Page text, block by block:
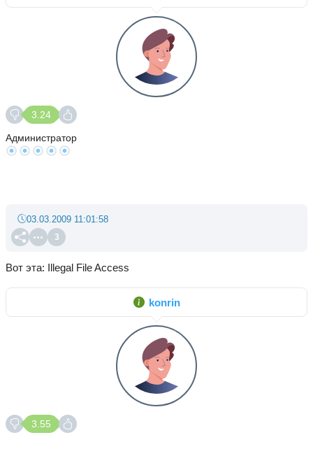
3.24
Администратор
3
03.03.2009 11:01:58
Вот эта: Illegal File Access
konrin
3.55